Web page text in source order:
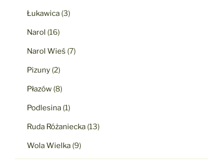
Łukawica (3)
Narol (16)
Narol Wieś (7)
Pizuny (2)
Płazów (8)
Podlesina (1)
Ruda Różaniecka (13)
Wola Wielka (9)